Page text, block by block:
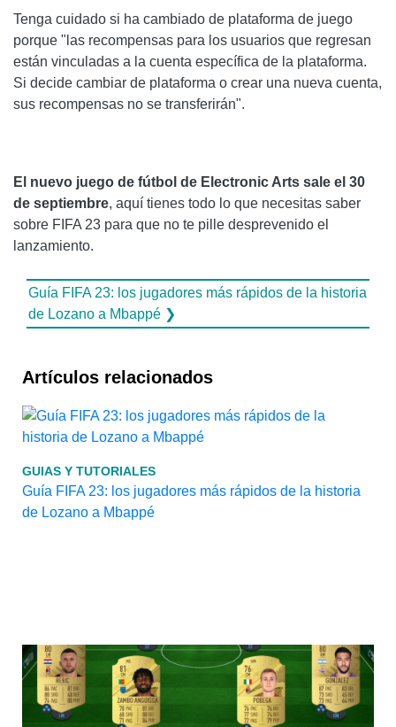
Tenga cuidado si ha cambiado de plataforma de juego
porque "las recompensas para los usuarios que regresan
están vinculadas a la cuenta específica de la plataforma.
Si decide cambiar de plataforma o crear una nueva cuenta,
sus recompensas no se transferirán".
El nuevo juego de fútbol de Electronic Arts sale el 30
de septiembre, aquí tienes todo lo que necesitas saber
sobre FIFA 23 para que no te pille desprevenido el
lanzamiento.
Guía FIFA 23: los jugadores más rápidos de la historia
de Lozano a Mbappé ❯
Artículos relacionados
GUIAS Y TUTORIALES
Guía FIFA 23: los jugadores más rápidos de la historia
de Lozano a Mbappé